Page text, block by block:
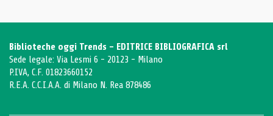
Biblioteche oggi Trends - EDITRICE BIBLIOGRAFICA srl
Sede legale: Via Lesmi 6 - 20123 - Milano
P.IVA, C.F. 01823660152
R.E.A. C.C.I.A.A. di Milano N. Rea 878486